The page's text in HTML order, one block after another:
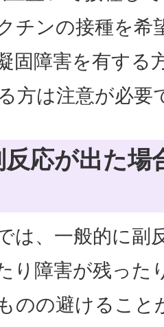
チンの接種を希
固障害を有する
方は注意が必要
応が出た場
は、一般的に副
り障害が残っ
のの避けること